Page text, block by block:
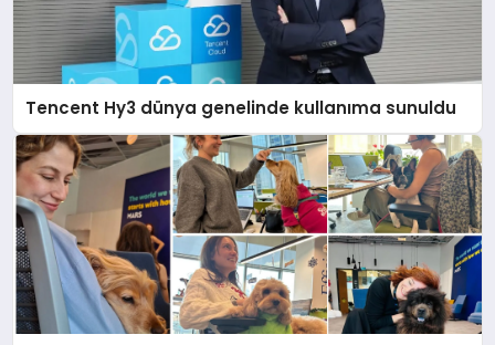
Tencent Hy3 dünya genelinde kullanıma sunuldu